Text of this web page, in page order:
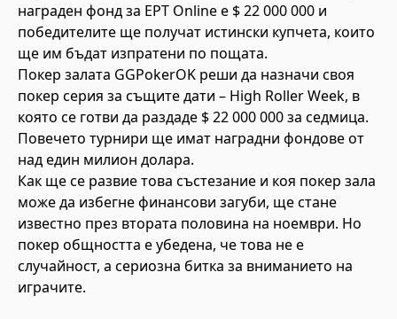
награден фонд за EPT Online е $ 22 000 000 и
победителите ще получат истински купчета, които
ще им бъдат изпратени по пощата.
Покер залата GGPokerOK реши да назначи своя
покер серия за същите дати – High Roller Week, в
която се готви да раздаде $ 22 000 000 за седмица.
Повечето турнири ще имат наградни фондове от
над един милион долара.
Как ще се развие това състезание и коя покер зала
може да избегне финансови загуби, ще стане
известно през втората половина на ноември. Но
покер общността е убедена, че това не е
случайност, а сериозна битка за вниманието на
играчите.